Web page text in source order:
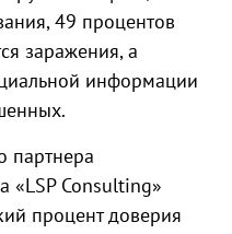
49 процентов
заражения, а
информации
партнера
«LSP Consulting»
процент доверия